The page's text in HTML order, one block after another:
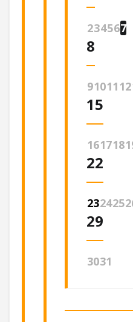
234567
8
9101112
15
161718
22
232425
29
3031